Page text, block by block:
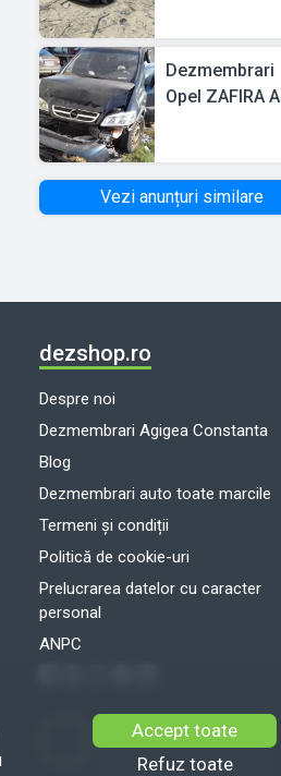
Motorina
Dezmembrari
Opel ZAFIRA A
Vezi anunțuri similare
dezshop.ro
Despre noi
Dezmembrari Agigea Constanta
Blog
Dezmembrari auto toate marcile
Termeni și condiții
Politică de cookie-uri
Prelucrarea datelor cu caracter
personal
ANPC
Accept toate
Refuz toate